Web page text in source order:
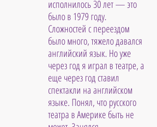
исполнилось 30 лет — это
было в 1979 году.
Сложностей с переездом
было много, тяжело давался
английский язык. Но уже
через год я играл в театре, а
еще через год ставил
спектакли на английском
языке. Понял, что русского
театра в Америке быть не